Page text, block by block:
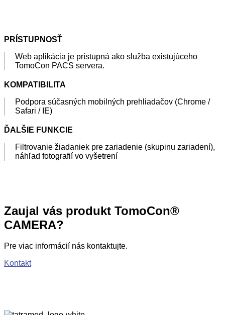
PRÍSTUPNOSŤ
Web aplikácia je prístupná ako služba existujúceho
TomoCon PACS servera.
KOMPATIBILITA
Podpora súčasných mobilných prehliadačov (Chrome /
Safari / IE)
ĎALŠIE FUNKCIE
Filtrovanie žiadaniek pre zariadenie (skupinu zariadení),
náhľad fotografií vo vyšetrení
Zaujal vás produkt TomoCon®
CAMERA?
Pre viac informácií nás kontaktujte.
Kontakt